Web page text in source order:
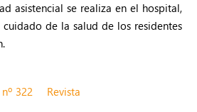
asistencial se realiza en el hospital,
de la salud de los residentes
322 Revista